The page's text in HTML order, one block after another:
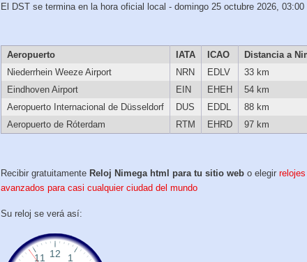
El DST se termina en la hora oficial local - domingo 25 octubre 2026, 03:00
Aeropuerto IATA ICAO
Distancia a
Niederrhein Weeze Airport
NRN EDLV
33 km
Eindhoven Airport
EIN EHEH
54 km
Aeropuerto Internacional de Düsseldorf
DUS EDDL
88 km
Aeropuerto de Róterdam
RTM EHRD 97 km
Recibir gratuitamente Reloj Nimega html para tu sitio webo elegirrelojes
avanzados para casi cualquier ciudad del mundo
Su reloj se verá así: